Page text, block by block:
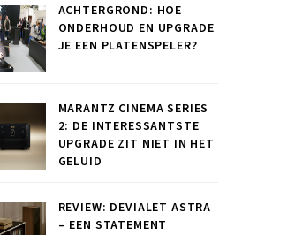
ACHTERGROND: HOE
ONDERHOUD EN UPGRADE
JE EEN PLATENSPELER?
MARANTZ CINEMA SERIES
2: DE INTERESSANTSTE
UPGRADE ZIT NIET IN HET
GELUID
REVIEW: DEVIALET ASTRA
– EEN STATEMENT